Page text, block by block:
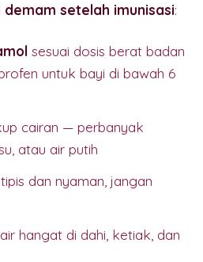
demam setelah imunisasi:
sesuai dosis berat badan
untuk bayi di bawah 6
cairan — perbanyak
atau air putih
dan nyaman, jangan
hangat di dahi, ketiak, dan